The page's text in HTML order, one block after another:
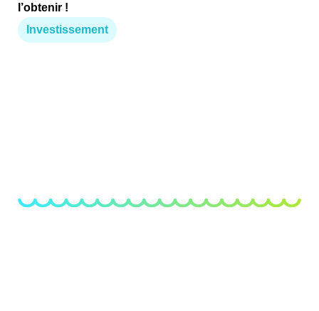
l’obtenir !
Investissement